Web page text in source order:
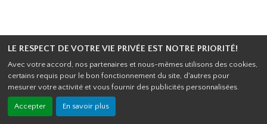
LE RESPECT DE VOTRE VIE PRIVÉE EST NOTRE PRIORITÉ!
Avec votre accord, nos partenaires et nous-mêmes utilisons des cookies,
certains requis pour le bon fonctionnement du site, d'autres pour
mesurer votre activité et vous fournir des publicités personnalisées.
Accepter En savoir plus